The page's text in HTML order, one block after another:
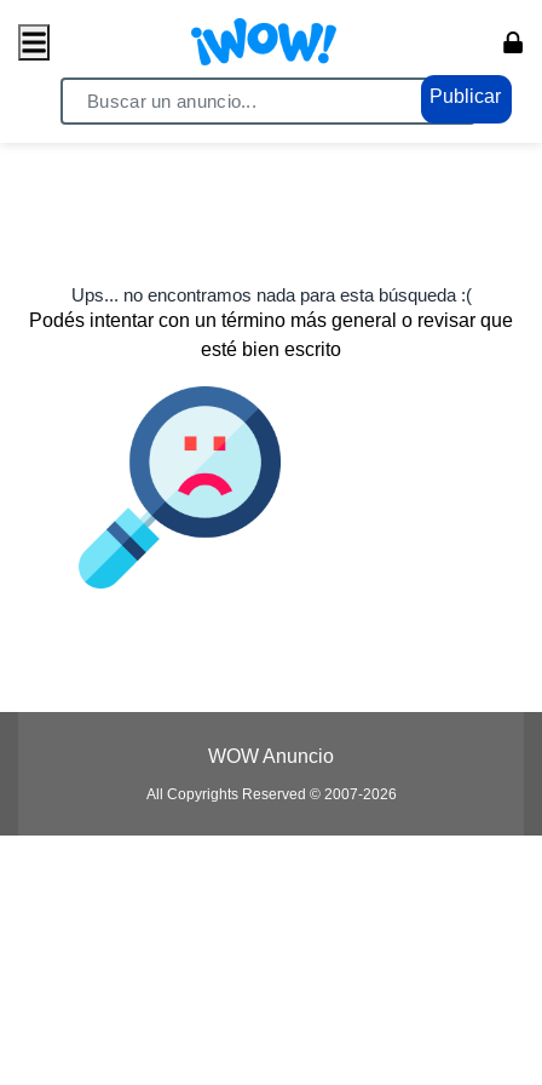
Publicar
Ups... no encontramos nada para esta búsqueda :(
Podés intentar con un término más general o revisar que
esté bien escrito
WOW Anuncio
All Copyrights Reserved © 2007-2026